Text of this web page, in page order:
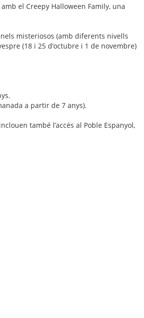
el Creepy Halloween Family, una
misteriosos (amb diferents nivells
(18 i 25 d’octubre i 1 de novembre)
a partir de 7 anys).
també l’accés al Poble Espanyol,